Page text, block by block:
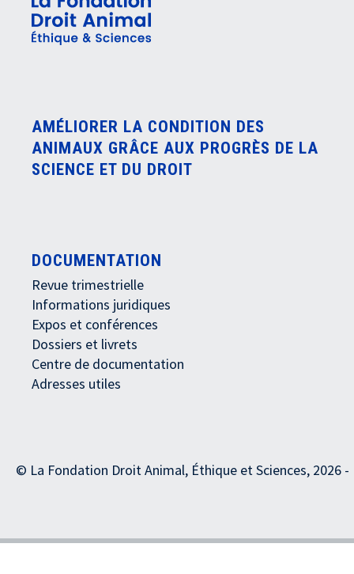
AMÉLIORER LA CONDITION DES
ANIMAUX GRÂCE AUX PROGRÈS DE LA
SCIENCE ET DU DROIT
DOCUMENTATION
Revue trimestrielle
Informations juridiques
Expos et conférences
Dossiers et livrets
Centre de documentation
Adresses utiles
© La Fondation Droit Animal, Éthique et Sciences, 2026 -